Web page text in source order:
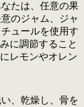
たは、任意の果
のジャム、ジャ
ュールを使用す
に調節すること
レモンやオレン
、乾燥し、骨を